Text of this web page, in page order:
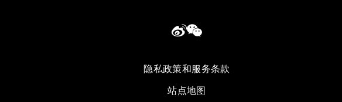
隐私政策和服务条款
站点地图